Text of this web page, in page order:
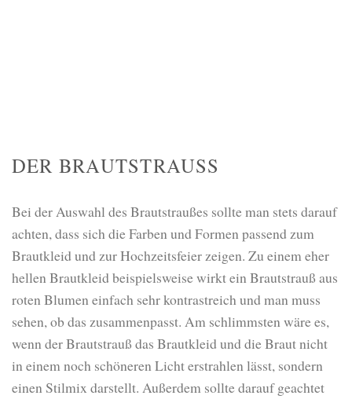
DER BRAUTSTRAUSS
Bei der Auswahl des Brautstraußes sollte man stets darauf
achten, dass sich die Farben und Formen passend zum
Brautkleid und zur Hochzeitsfeier zeigen. Zu einem eher
hellen Brautkleid beispielsweise wirkt ein Brautstrauß aus
roten Blumen einfach sehr kontrastreich und man muss
sehen, ob das zusammenpasst. Am schlimmsten wäre es,
wenn der Brautstrauß das Brautkleid und die Braut nicht
in einem noch schöneren Licht erstrahlen lässt, sondern
einen Stilmix darstellt. Außerdem sollte darauf geachtet